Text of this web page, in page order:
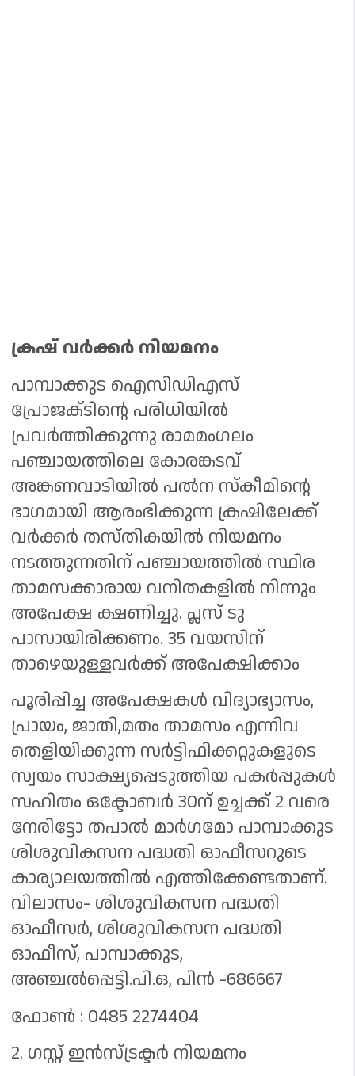
ക്രഷ് വർക്കർ നിയമനം
പാമ്പാക്കുട ഐസിഡിഎസ്
പ്രോജക്‌ടിൻ്റെ പരിധിയിൽ
പ്രവർത്തിക്കുന്നു രാമമംഗലം
പഞ്ചായത്തിലെ കോരങ്കടവ്
അങ്കണവാടിയിൽ പൽന സ്‌കീമിൻ്റെ
ഭാഗമായി ആരംഭിക്കുന്ന ക്രഷിലേക്ക്
വർക്കർ തസ്‌തികയിൽ നിയമനം
നടത്തുന്നതിന് പഞ്ചായത്തിൽ സ്ഥിര
താമസക്കാരായ വനിതകളിൽ നിന്നും
അപേക്ഷ ക്ഷണിച്ചു. പ്ലസ് ടു
പാസായിരിക്കണം. 35 വയസിന്
താഴെയുള്ളവർക്ക് അപേക്ഷിക്കാം
പൂരിപ്പിച്ച അപേക്ഷകൾ വിദ്യാഭ്യാസം,
പ്രായം, ജാതി,മതം താമസം എന്നിവ
തെളിയിക്കുന്ന സർട്ടിഫിക്കറ്റുകളുടെ
സ്വയം സാക്ഷ്യപ്പെടുത്തിയ പകർപ്പുകൾ
സഹിതം ഒക്ടോബർ 30ന് ഉച്ചക്ക് 2 വരെ
നേരിട്ടോ തപാൽ മാർഗമോ പാമ്പാക്കുട
ശിശുവികസന പദ്ധതി ഓഫീസറുടെ
കാര്യാലയത്തിൽ എത്തിക്കേണ്ടതാണ്.
വിലാസം- ശിശുവികസന പദ്ധതി
ഓഫീസർ, ശിശുവികസന പദ്ധതി
ഓഫീസ്, പാമ്പാക്കുട,
അഞ്ചൽപ്പെട്ടി.പി.ഒ, പിൻ -686667
ഫോൺ : 0485 2274404
2. ഗസ്റ്റ് ഇൻസ്ട്രക്ടർ നിയമനം